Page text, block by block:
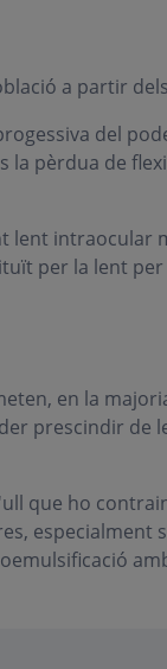
a partir
del
la pèrdua de
lent intraocular
per la lent
en la
prescindir de
que ho
especialment